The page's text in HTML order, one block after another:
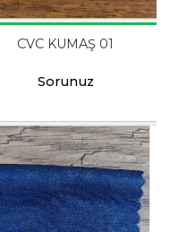
CVC KUMAŞ 01
Sorunuz